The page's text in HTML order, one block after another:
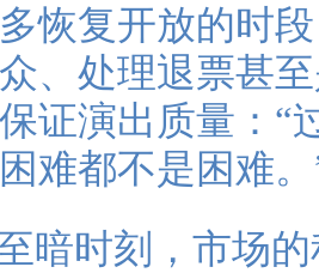
恢复开放的时
、处理退票甚
证演出质量：“
难都不是困难。
暗时刻，市场